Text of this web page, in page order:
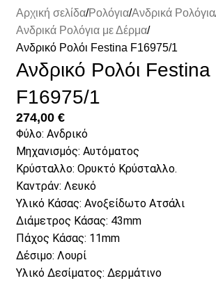
Αρχική σελίδα Ρολόγια Ανδρικά Ρολόγια
Ανδρικά Ρολόγια με Δέρμα
Ανδρικό Ρολόι Festina F16975/1
Ανδρικό Ρολόι Festina
F16975/1
274,00 €
Φύλο: Ανδρικό
Μηχανισμός: Αυτόματος
Κρύσταλλο: Ορυκτό Κρύσταλλο.
Καντράν: Λευκό
Υλικό Κάσας: Ανοξείδωτο Ατσάλι
Διάμετρος Κάσας: 43mm
Πάχος Κάσας: 11mm
Δέσιμο: Λουρί
Υλικό Δεσίματος: Δερμάτινο